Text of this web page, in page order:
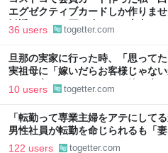
エグゼクティブカードしか作りま
勧誘はやたら圧が強いが、本当にお
36 users togetter.com
旦那の実家に行った時、「思って
実祖母に「嫁いだらお客様じゃな
け」と言われていたので、嫁ぎ先
10 users togetter.com
「転勤って専業主婦をアテにして
男性社員が転勤を命じられるも「
辞める」と言ったら、転勤がなくな
122 users togetter.com